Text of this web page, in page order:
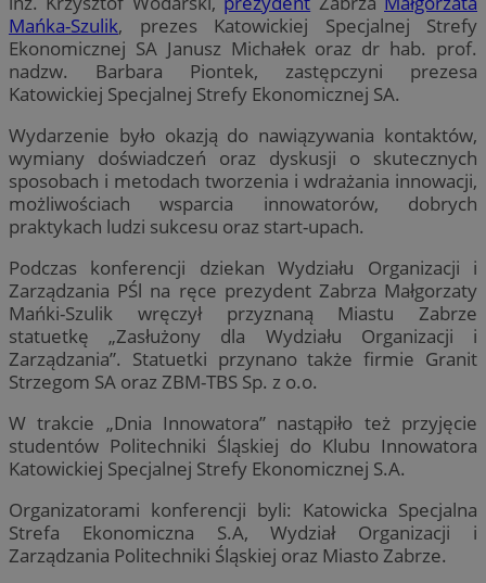
Mańka-Szulik, prezes Katowickiej Specjalnej Strefy
Ekonomicznej SA Janusz Michałek oraz dr hab. prof.
nadzw. Barbara Piontek, zastępczyni prezesa
Katowickiej Specjalnej Strefy Ekonomicznej SA.
Wydarzenie było okazją do nawiązywania kontaktów,
wymiany doświadczeń oraz dyskusji o skutecznych
sposobach i metodach tworzenia i wdrażania innowacji,
możliwościach wsparcia innowatorów, dobrych
praktykach ludzi sukcesu oraz start-upach.
Podczas konferencji dziekan Wydziału Organizacji i
Zarządzania PŚl na ręce prezydent Zabrza Małgorzaty
Mańki-Szulik wręczył przyznaną Miastu Zabrze
statuetkę „Zasłużony dla Wydziału Organizacji i
Zarządzania”. Statuetki przynano także firmie Granit
Strzegom SA oraz ZBM-TBS Sp. z o.o.
W trakcie „Dnia Innowatora” nastąpiło też przyjęcie
studentów Politechniki Śląskiej do Klubu Innowatora
Katowickiej Specjalnej Strefy Ekonomicznej S.A.
Organizatorami konferencji byli: Katowicka Specjalna
Strefa Ekonomiczna S.A, Wydział Organizacji i
Zarządzania Politechniki Śląskiej oraz Miasto Zabrze.